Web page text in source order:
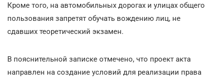
Кроме того, на автомобильных дорогах и улицах общего
пользования запретят обучать вождению лиц, не
сдавших теоретический экзамен.
В пояснительной записке отмечено, что проект акта
направлен на создание условий для реализации права